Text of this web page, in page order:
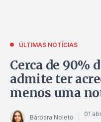
ÚLTIMAS NOTÍCIAS
Cerca de 90%
admite ter
menos uma
Bárbara Noleto 01